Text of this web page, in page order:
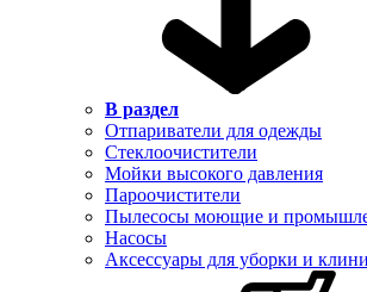
В раздел
Отпариватели для одежды
Стеклоочистители
Мойки высокого давления
Пароочистители
Пылесосы моющие и
Насосы
Аксессуары для уборки и